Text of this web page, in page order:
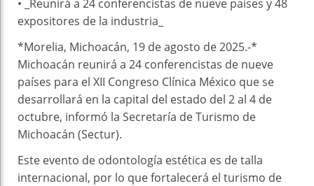
• _Reunirá a 24 conferencistas de nueve países y 48
expositores de la industria_
*Morelia, Michoacán, 19 de agosto de 2025.-*
Michoacán reunirá a 24 conferencistas de nueve
países para el XII Congreso Clínica México que se
desarrollará en la capital del estado del 2 al 4 de
octubre, informó la Secretaría de Turismo de
Michoacán (Sectur).
Este evento de odontología estética es de talla
internacional, por lo que fortalecerá el turismo de